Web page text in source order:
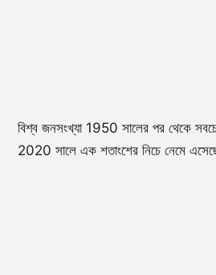
বিশ্ব জনসংখ্যা 1950 সালের পর থেকে
2020 সালে এক শতাংশের নিচে নেমে